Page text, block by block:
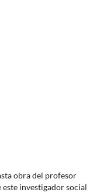
obra del profesor
investigador social